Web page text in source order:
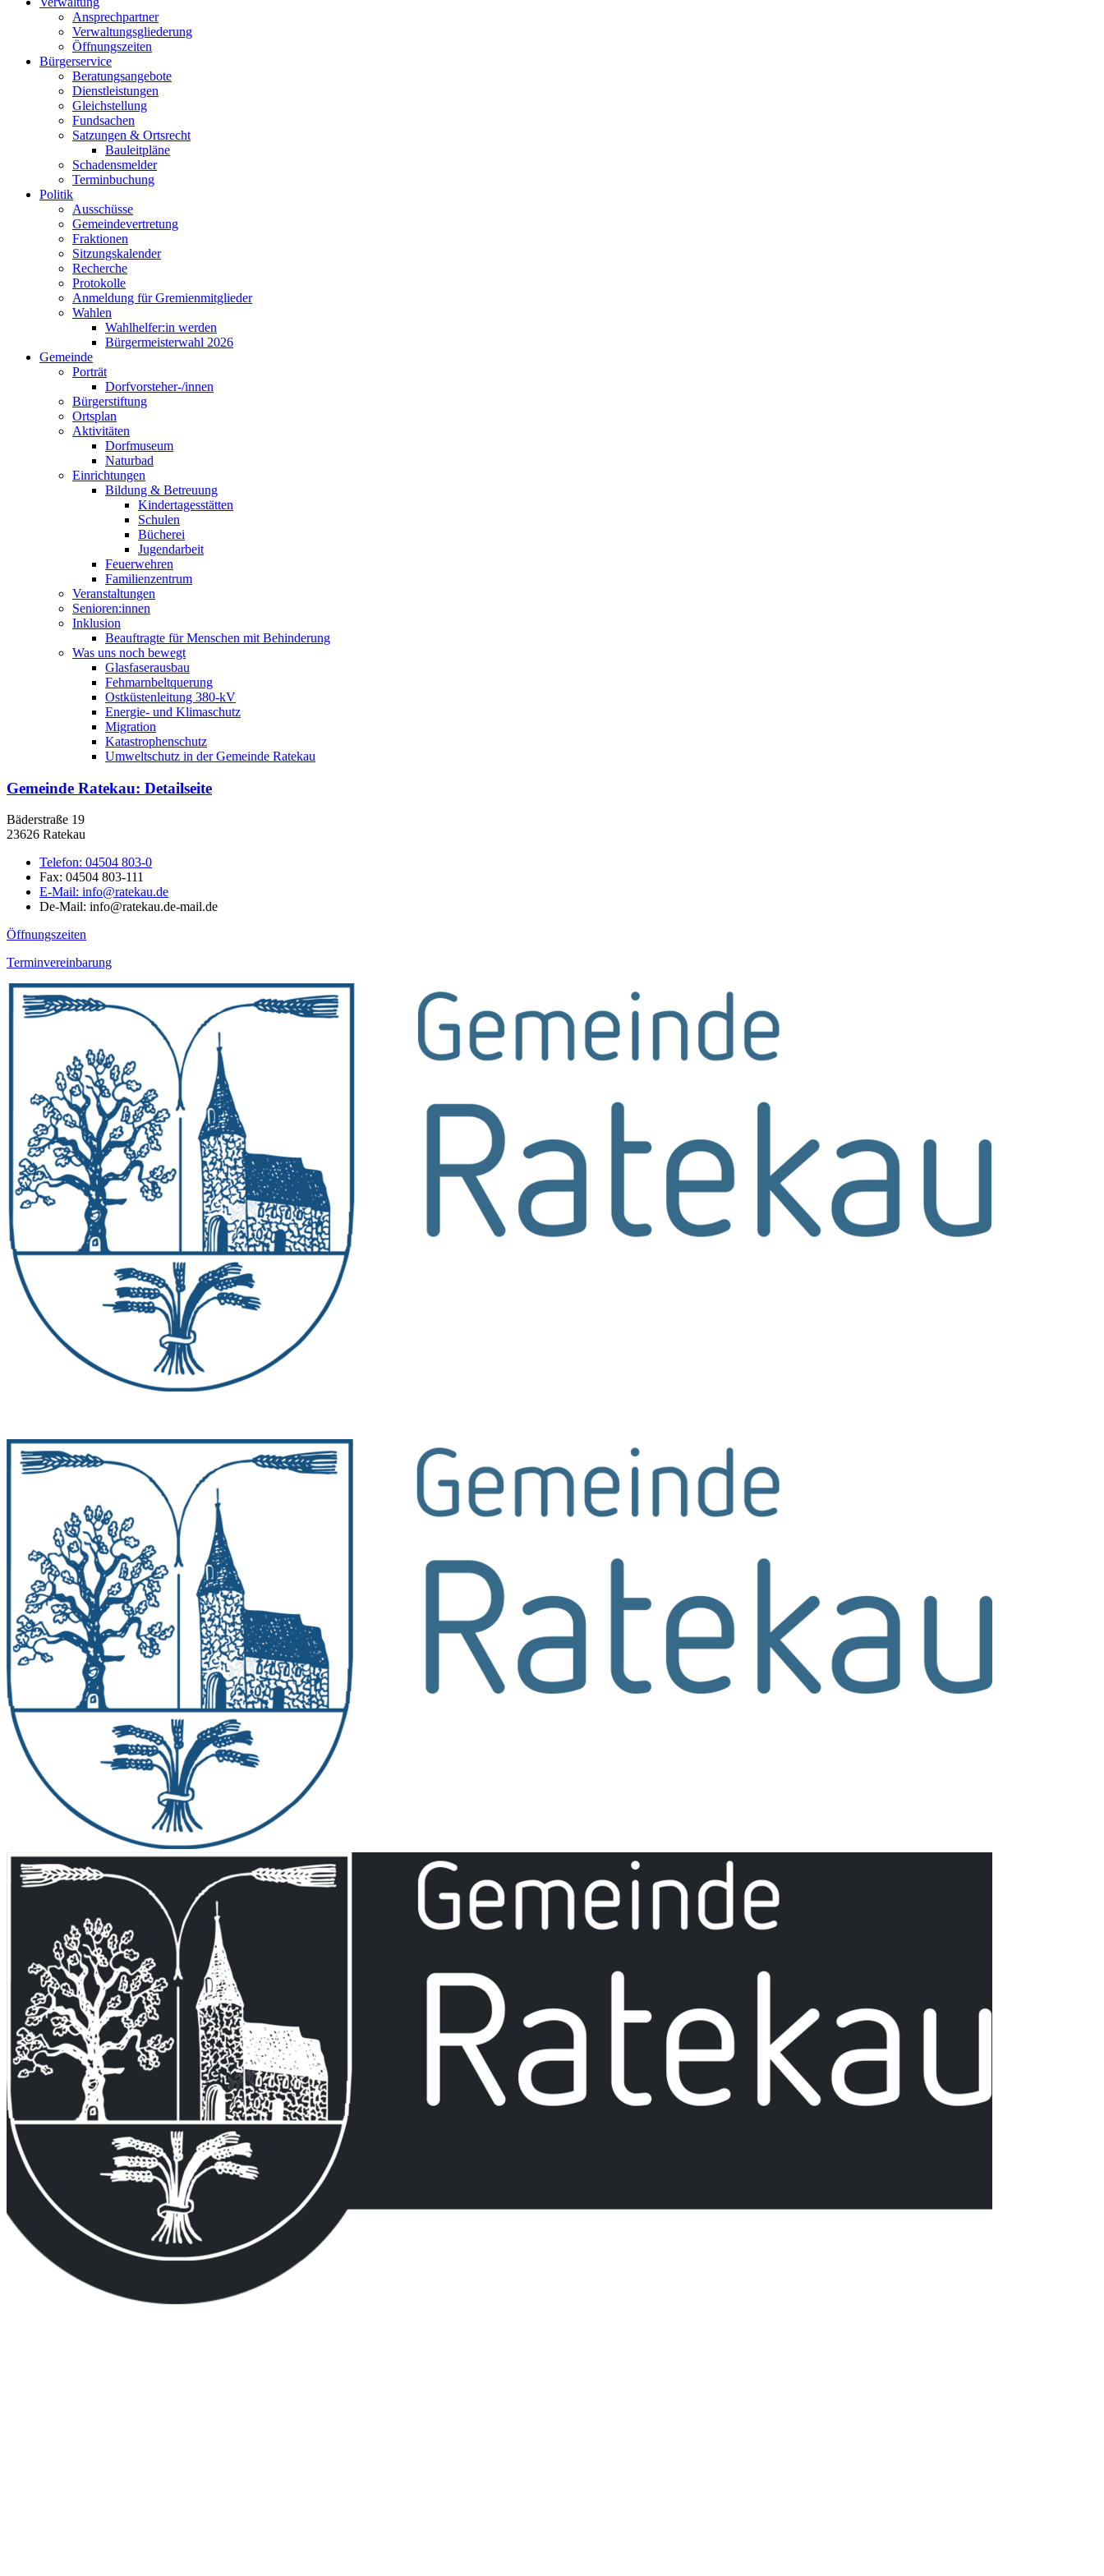
Ansprechpartner
Verwaltungsgliederung
Öffnungszeiten
Bürgerservice
Beratungsangebote
Dienstleistungen
Gleichstellung
Fundsachen
Satzungen & Ortsrecht
Bauleitpläne
Schadensmelder
Terminbuchung
Politik
Ausschüsse
Gemeindevertretung
Fraktionen
Sitzungskalender
Recherche
Protokolle
Anmeldung für Gremienmitglieder
Wahlen
Wahlhelfer:in werden
Bürgermeisterwahl 2026
Gemeinde
Porträt
Dorfvorsteher-/innen
Bürgerstiftung
Ortsplan
Aktivitäten
Dorfmuseum
Naturbad
Einrichtungen
Bildung & Betreuung
Kindertagesstätten
Schulen
Bücherei
Jugendarbeit
Feuerwehren
Familienzentrum
Veranstaltungen
Senioren:innen
Inklusion
Beauftragte für Menschen mit Behinderung
Was uns noch bewegt
Glasfaserausbau
Fehmarnbeltquerung
Ostküstenleitung 380-kV
Energie- und Klimaschutz
Migration
Katastrophenschutz
Umweltschutz in der Gemeinde Ratekau
Gemeinde Ratekau: Detailseite
Bäderstraße 19
23626 Ratekau
Telefon: 04504 803-0
Fax: 04504 803-111
E-Mail: info@ratekau.de
De-Mail: info@ratekau.de-mail.de
Öffnungszeiten
Terminvereinbarung